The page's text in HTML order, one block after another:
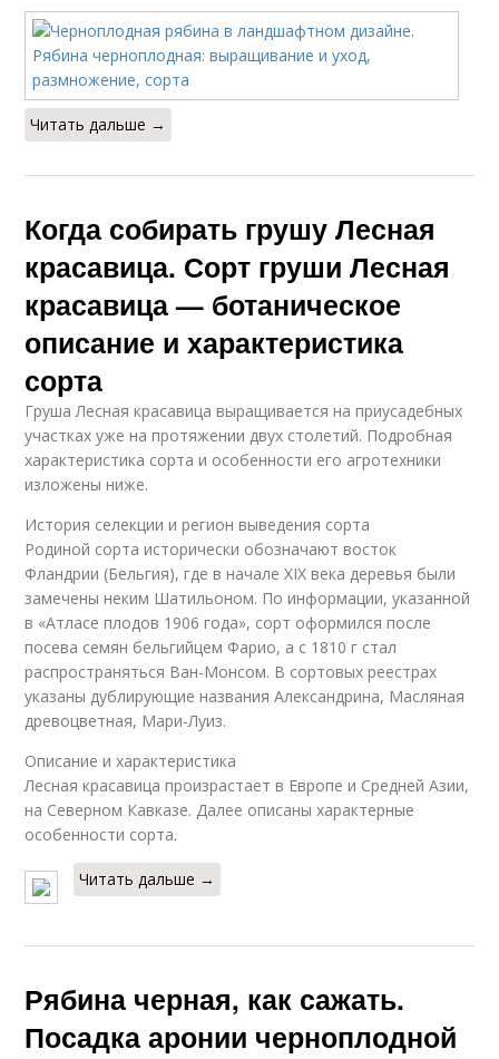
Читать дальше →
Когда собирать грушу Лесная
красавица. Сорт груши Лесная
красавица — ботаническое
описание и характеристика
сорта
Груша Лесная красавица выращивается на приусадебных
участках уже на протяжении двух столетий. Подробная
характеристика сорта и особенности его агротехники
изложены ниже.
История селекции и регион выведения сорта
Родиной сорта исторически обозначают восток
Фландрии (Бельгия), где в начале XIX века деревья были
замечены неким Шатильоном. По информации, указанной
в «Атласе плодов 1906 года», сорт оформился после
посева семян бельгийцем Фарио, а с 1810 г стал
распространяться Ван-Монсом. В сортовых реестрах
указаны дублирующие названия Александрина, Масляная
древоцветная, Мари-Луиз.
Описание и характеристика
Лесная красавица произрастает в Европе и Средней Азии,
на Северном Кавказе. Далее описаны характерные
особенности сорта.
Читать дальше →
Рябина черная, как сажать.
Посадка аронии черноплодной